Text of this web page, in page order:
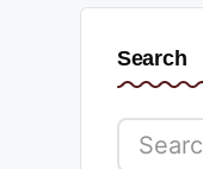
Search